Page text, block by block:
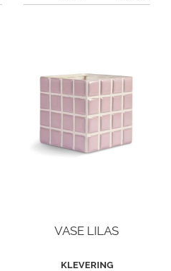
VASE LILAS
KLEVERING